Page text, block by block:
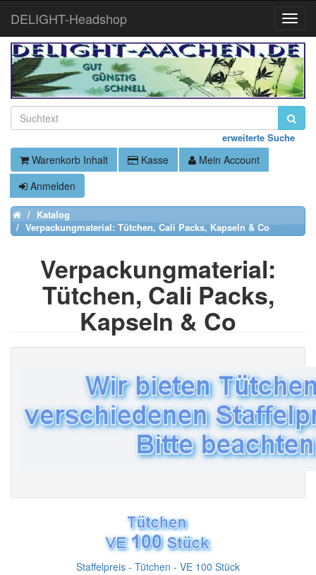
erweiterte Suche
Warenkorb Inhalt Kasse
Mein Account
Anmelden
HomeKatalog
Verpackungmaterial: Tütchen, Cali Packs, Kapseln & Co
Verpackungmaterial:
Tütchen, Cali Packs,
Kapseln & Co
Staffelpreis - Tütchen - VE 100 Stück
Toggle
DELIGHT-Headshop